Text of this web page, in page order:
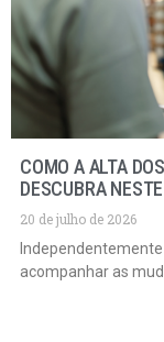
COMO A ALTA
DESCUBRA
20 de julho de 2026
acompanhar as